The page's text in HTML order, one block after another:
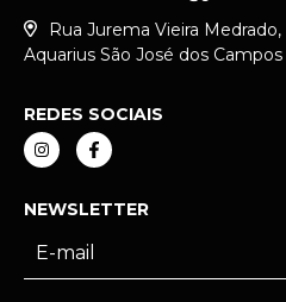
Rua Jurema Vieira
Aquarius São José dos Campos
REDES SOCIAIS
NEWSLETTER